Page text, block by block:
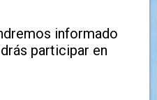
informado
participar en